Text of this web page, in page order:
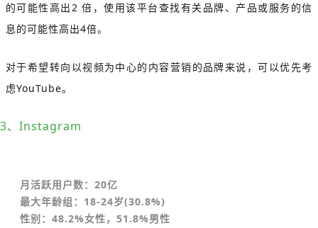
的可能性高出2 倍，使用该平台查找有关品牌、产品或服务的信
息的可能性高出4倍。
对于希望转向以视频为中心的内容营销的品牌来说，可以优先考
虑YouTube。
3、Instagram
月活跃用户数：20亿
最大年龄组：18-24岁(30.8%)
性别：48.2%女性，51.8%男性